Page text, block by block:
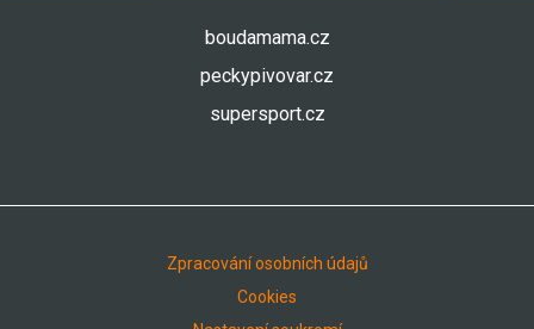
boudamama.cz
peckypivovar.cz
supersport.cz
Zpracování osobních údajů
Cookies